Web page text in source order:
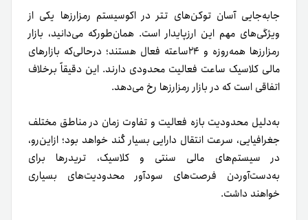
جابه‌جایی آسان توکن‌های تتر در اکوسیستم رمزارزها یکی از
ویژگی‌های مهم این ارزپایدار است. همان‌طور‌که می‌دانید، بازار
رمزارزها همه‌روزه و ٢۴‌ساعته فعال هستند؛ درحالی‌که بازارهای
مالی کلاسیک ساعت فعالیت محدودی دارند. این دقیقاً برخلاف
اتفاقی است که در بازار رمزارزها رخ می‌دهد.
به‌دلیل محدودیت بازه فعالیت و تفاوت زمان در مناطق مختلف
جغرافیایی، سرعت انتقال دارایی بسیار کُند خواهد بود؛ ازاین‌رو،
در سیستم‌های مالی سنتی و کلاسیک، تریدرها برای
به‌دست‌آوردن فرصت‌های سودآور محدودیت‌های بسیاری
خواهند داشت.